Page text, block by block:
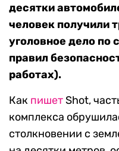
десятки
человек получили
уголовное дело по
правил
работах).
Как пишетShot,
комплекса
столкновении с